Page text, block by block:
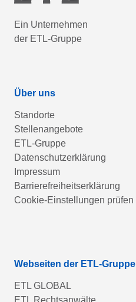
Ein Unternehmen
der ETL-Gruppe
Über uns
Standorte
Stellenangebote
ETL-Gruppe
Datenschutzerklärung
Impressum
Barrierefreiheitserklärung
Cookie-Einstellungen prüfen
Webseiten der ETL-Gruppe
ETL GLOBAL
ETL Rechtsanwälte